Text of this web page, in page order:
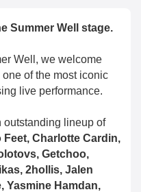
Summer Well stage.
Well, we welcome
one of the most iconic
live performance.
outstanding lineup of
Feet, Charlotte Cardin,
Getchoo,
2hollis, Jalen
Yasmine Hamdan,